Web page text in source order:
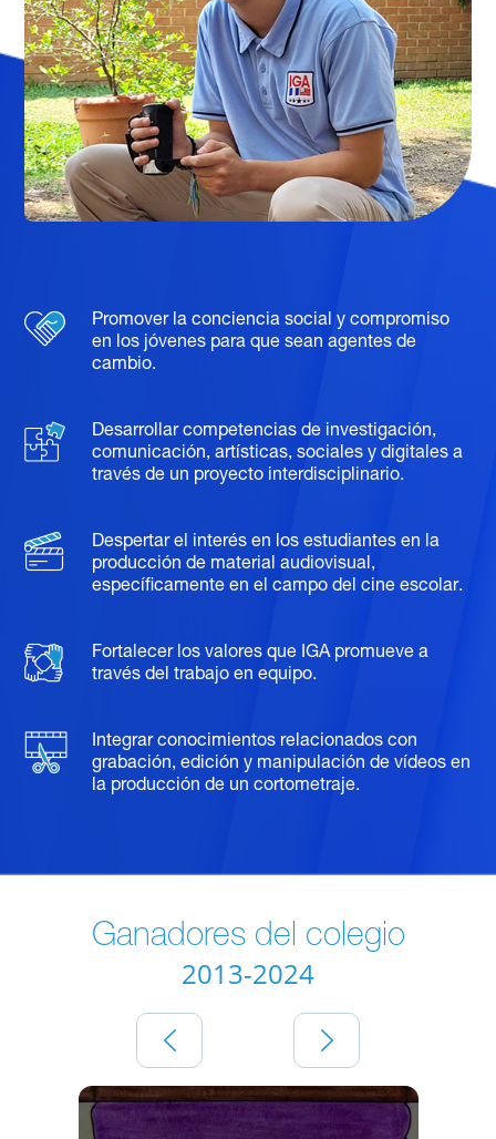
Promover la conciencia social y compromiso
en los jóvenes para que sean agentes de
cambio.
Desarrollar competencias de investigación,
comunicación, artísticas, sociales y digitales a
través de un proyecto interdisciplinario.
Despertar el interés en los estudiantes en la
producción de material audiovisual,
específicamente en el campo del cine escolar.
Fortalecer los valores que IGA promueve a
través del trabajo en equipo.
Integrar conocimientos relacionados con
grabación, edición y manipulación de vídeos en
la producción de un cortometraje.
Ganadores del colegio
2013-2024